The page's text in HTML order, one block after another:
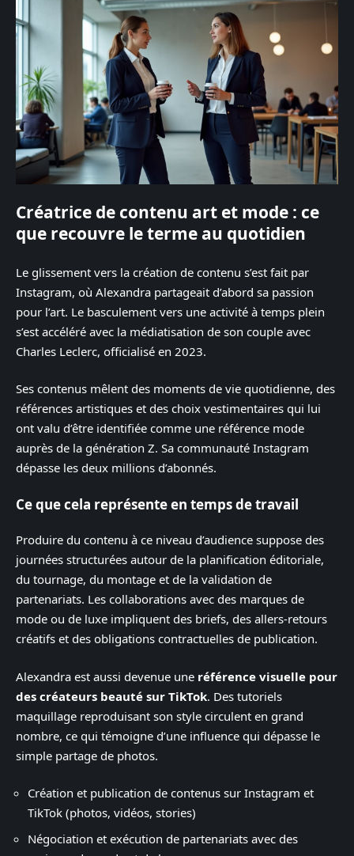
Créatrice de contenu art et mode : ce
que recouvre le terme au quotidien
Le glissement vers la création de contenu s’est fait par
Instagram, où Alexandra partageait d’abord sa passion
pour l’art. Le basculement vers une activité à temps plein
s’est accéléré avec la médiatisation de son couple avec
Charles Leclerc, officialisé en 2023.
Ses contenus mêlent des moments de vie quotidienne, des
références artistiques et des choix vestimentaires qui lui
ont valu d’être identifiée comme une référence mode
auprès de la génération Z. Sa communauté Instagram
dépasse les deux millions d’abonnés.
Ce que cela représente en temps de travail
Produire du contenu à ce niveau d’audience suppose des
journées structurées autour de la planification éditoriale,
du tournage, du montage et de la validation de
partenariats. Les collaborations avec des marques de
mode ou de luxe impliquent des briefs, des allers-retours
créatifs et des obligations contractuelles de publication.
Alexandra est aussi devenue une référence visuelle pour
des créateurs beauté sur TikTok. Des tutoriels
maquillage reproduisant son style circulent en grand
nombre, ce qui témoigne d’une influence qui dépasse le
simple partage de photos.
Création et publication de contenus sur Instagram et
TikTok (photos, vidéos, stories)
Négociation et exécution de partenariats avec des